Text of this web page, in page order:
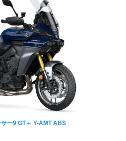
ー9 GT＋ Y-AMT ABS